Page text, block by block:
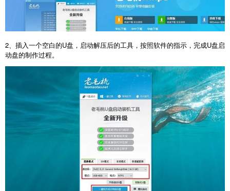
2、插入一个空白的U盘，启动解压后的工具，按照软件的指示，完成U盘启
动盘的制作过程。